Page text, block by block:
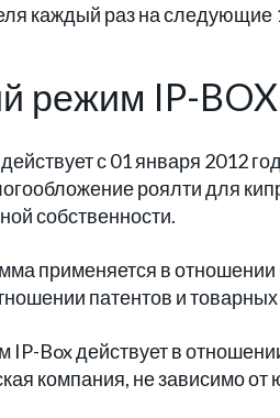
каждый раз на следующие
режим IP-BOX
с 01 января 2012
роялти для
собственности.
применяется в отношении
патентов и товарных
IP-Box действует в
компания, не зависимо